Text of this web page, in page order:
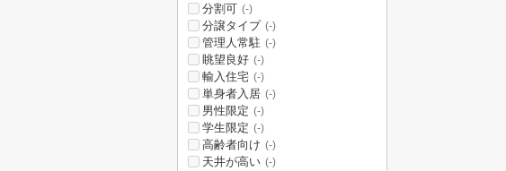
分割可 (-)
分譲タイプ (-)
管理人常駐 (-)
眺望良好 (-)
輸入住宅 (-)
単身者入居 (-)
男性限定 (-)
学生限定 (-)
高齢者向け (-)
天井が高い (-)